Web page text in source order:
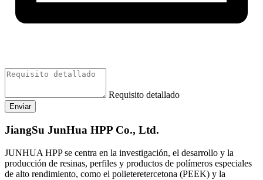
Requisito detallado
Enviar
JiangSu JunHua HPP Co., Ltd.
JUNHUA HPP se centra en la investigación, el desarrollo y la
producción de resinas, perfiles y productos de polímeros especiales
de alto rendimiento, como el polieteretercetona (PEEK) y la